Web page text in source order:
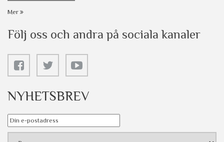
Mer
Följ oss och andra på sociala kanaler
NYHETSBREV